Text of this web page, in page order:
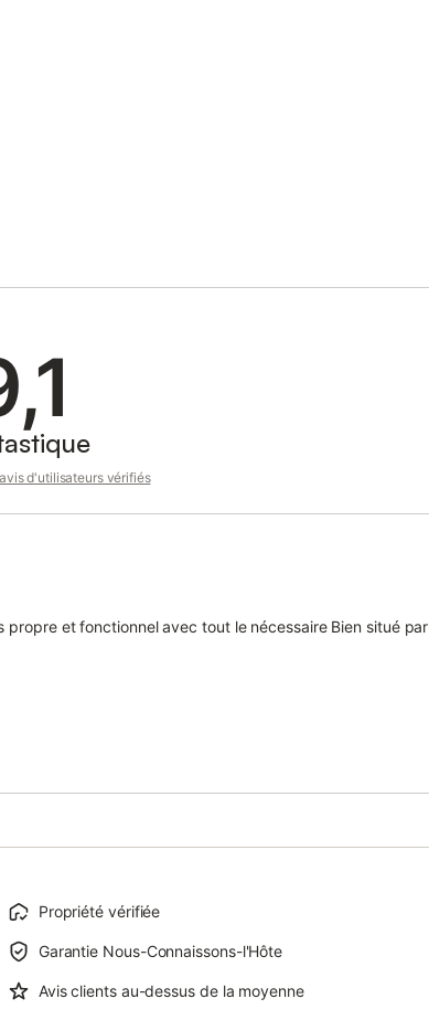
d'utilisateurs vérifiés
et fonctionnel avec tout le nécessaire Bien situé par
Propriété vérifiée
Garantie Nous-Connaissons-l'Hôte
Avis clients au-dessus de la moyenne